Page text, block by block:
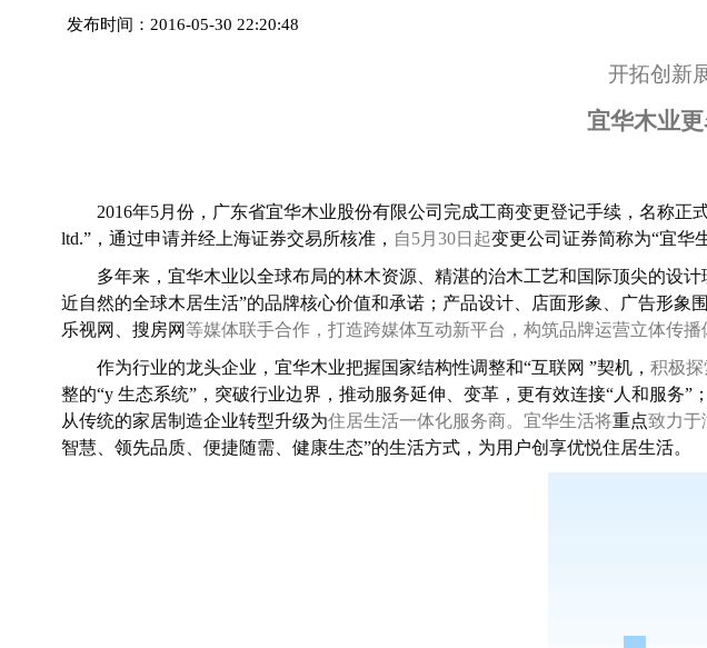
发布时间：2016-05-30 22:20:48
开拓创新
宜华木业
2016年5月份，广东省宜华木业股份有限公司完成工商变更登记手续，名称正
ltd.”，通过申请并经上海证券交易所核准， 自5月30日起变更公司证券简称为“宜华
多年来，宜华木业 以全球布局的林木资源、精湛的治木工艺和国际顶尖的设计
近自然的全球木居生活”的品牌核心价值和承诺；产品设计、店面形象、广告形象
乐视网、搜房网 等媒体联手合作，打造跨媒体互动新平台，构筑品牌运营立体传播
作为行业的龙头企业，宜华木业把握国家结构性调整和“互联网 ”契机， 积极探
整的“y 生态系统” ，突破行业边界，推动服务延伸、变革，更有效连接“人和服务”；
从传统的家居制造企业转型升级为住居生活一体化服务商。宜华生活将重点致力于
智慧、领先品质、便捷随需、健康生态”的生活方式，为用户创享优悦住居生活。